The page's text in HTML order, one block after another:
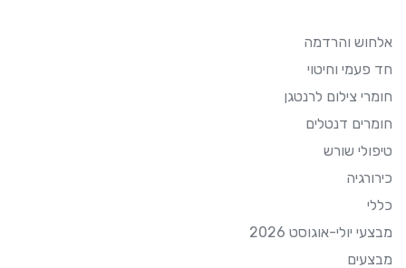
אלחוש והרדמה
חד פעמי וחיטוי
חומרי צילום לרנטגן
חומרים דנטלים
טיפולי שורש
כירורגיה
כללי
מבצעי יולי-אוגוסט 2026
מבצעים